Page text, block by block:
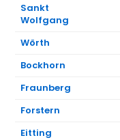
Sankt
Wolfgang
Wörth
Bockhorn
Fraunberg
Forstern
Eitting